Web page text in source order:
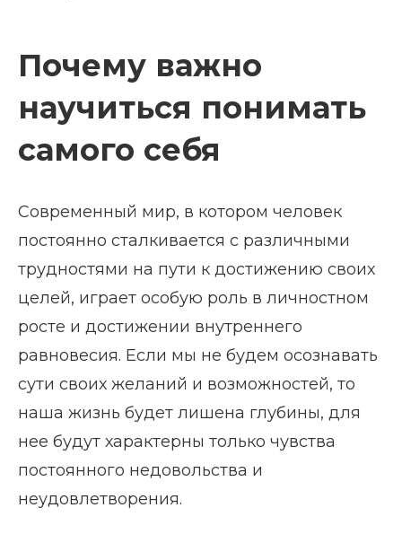
Почему важно
научиться понимать
самого себя
Современный мир, в котором человек
постоянно сталкивается с различными
трудностями на пути к достижению своих
целей, играет особую роль в личностном
росте и достижении внутреннего
равновесия. Если мы не будем осознавать
сути своих желаний и возможностей, то
наша жизнь будет лишена глубины, для
нее будут характерны только чувства
постоянного недовольства и
неудовлетворения.